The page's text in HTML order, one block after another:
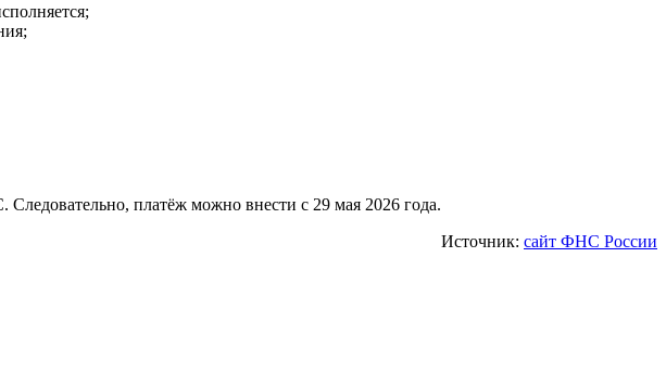
платёж можно внести с 29 мая 2026 года.
Источник: сайт ФНС России